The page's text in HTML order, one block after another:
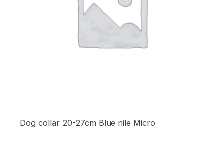
Dog collar 20-27cm Blue nile Micro